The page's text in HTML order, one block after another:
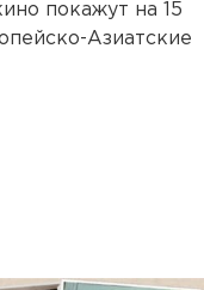
покажут на 15
Азиатские